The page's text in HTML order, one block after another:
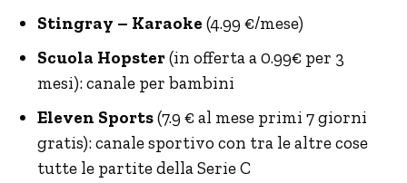
Stingray – Karaoke (4.99 €/mese)
Scuola Hopster(in offerta a 0.99€ per 3
mesi): canale per bambini
Eleven Sports(7.9 € al mese primi 7 giorni
gratis): canale sportivo con tra le altre cose
tutte le partite della Serie C